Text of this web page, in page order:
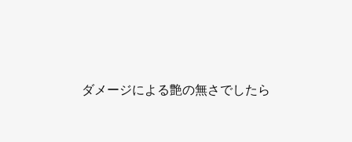
ダメージによる艶の無さでしたら